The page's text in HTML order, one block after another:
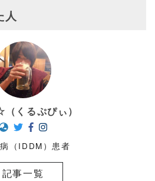
人
くるぷぴぃ）
（IDDM）患者
記事一覧